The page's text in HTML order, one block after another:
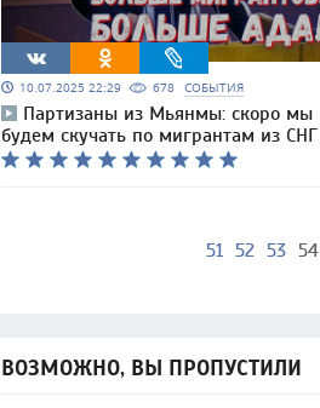
10.07.2025 22:29 678 СОБЫТИЯ
Партизаны из Мьянмы: скоро мы
будем скучать по мигрантам из СНГ
51 52 53 54
ВОЗМОЖНО, ВЫ ПРОПУСТИЛИ